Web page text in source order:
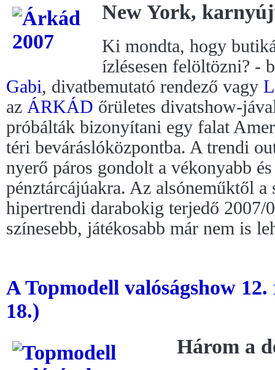
New York,
Ki mondta, hogy
ízlésesen felöltözni? -
Gabi, divatbemutató rendező vagy
az ÁRKÁD őrületes divatshow-
próbálták bizonyítani egy falat
téri beváráslóközpontba. A trendi
nyerő páros gondolt a vékonyabb és
pénztárcájúakra. Az alsóneműktől
hipertrendi darabokig terjedő 2007/
színesebb, játékosabb már nem is
A Topmodell valóságshow
18.)
Három a